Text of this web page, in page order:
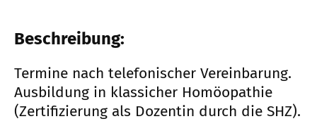
Beschreibung:
Termine nach telefonischer Vereinbarung.
Ausbildung in klassicher Homöopathie
(Zertifizierung als Dozentin durch die SHZ).